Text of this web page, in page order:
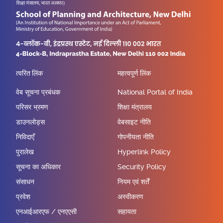
त्वरित लिंक
वेब सूचना प्रबंधक
परिसर भ्रमण
डाउनलोड्स
निविदाएँ
पुरालेख
सूचना का अधिकार
संसाधन
प्रवेश
एनआईआरएफ / एनएएसी
महत्वपूर्ण लिंक
National Portal of India
शिक्षा मंत्रालय
वेबसाइट नीति
गोपनीयता नीति
Hyperlink Policy
Security Policy
नियम एवं शर्तें
अस्वीकरण
सहायता